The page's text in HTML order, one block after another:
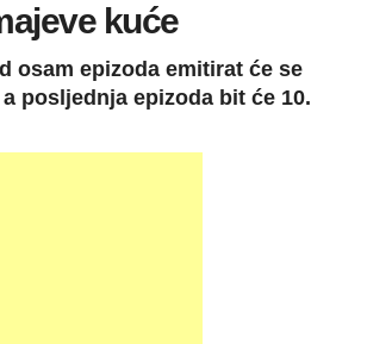
kuće
osam epizoda emitirat će se
posljednja epizoda bit će 10.